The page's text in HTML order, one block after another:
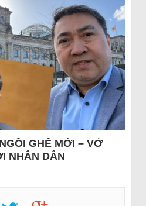
GHẾ MỚI – VỞ
NHÂN DÂN